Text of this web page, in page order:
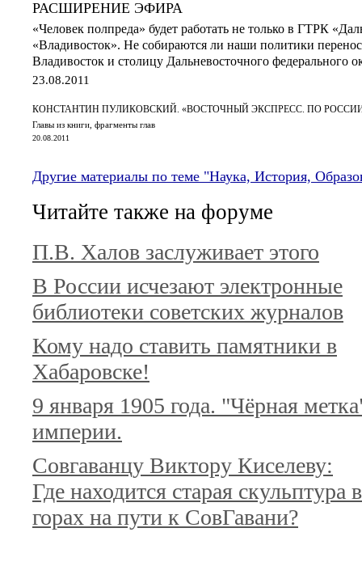
РАСШИРЕНИЕ ЭФИРА
«Человек полпреда» будет работать не только в ГТРК
«Владивосток». Не собираются ли наши политики
Владивосток и столицу Дальневосточного федерального
23.08.2011
КОНСТАНТИН ПУЛИКОВСКИЙ. «ВОСТОЧНЫЙ ЭКСПРЕСС. ПО
Главы из книги, фрагменты глав
20.08.2011
Другие материалы по теме "Наука, История,
Читайте также на форуме
П.В. Халов заслуживает этого
В России исчезают электронные
библиотеки советских журналов
Кому надо ставить памятники в
Хабаровске!
9 января 1905 года. "Чёрная
империи.
Совгаванцу Виктору Киселеву:
Где находится старая скульптура в
горах на пути к СовГавани?